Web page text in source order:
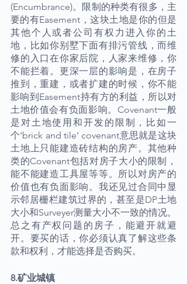
(Encumbrance)。限制的种类有很多，主
要的有Easement，这块土地是你的但是
其他个人或者公司有权力进入你的土
地，比如你别墅下面有排污管线，而维
修的入口在你家后院，人家来维修，你
不能拦着。更深一层的影响是，在房子
推到，重建，或者扩建的时候，你不能
影响到Easement持有方的利益，所以对
土地价值会有负面影响。Covenant一般
是对土地使用和开发的限制，比如一
个‘brick and tile’ covenant意思就是这块
土地上只能建造砖结构的房产。其他种
类的Covenant包括对房子大小的限制，
能不能建造工具屋等等。所以对房产的
价值也有负面影响。我还见过合同中显
示邻居栅栏建筑过界的，甚至是DP土地
大小和Surveyer测量大小不一致的情况。
总之有产权问题的房子，能避开就避
开。要买的话，你必须认真了解这些条
款和权利，才能选择是否购买。
8.矿业城镇